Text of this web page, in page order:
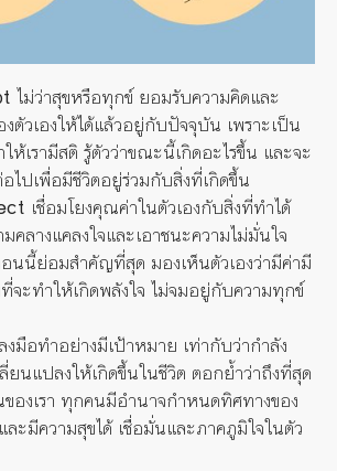
ไม่ว่าสุขหรือทุกข์ ยอมรับความคิดและ
งตัวเองให้ได้แล้วอยู่กับปัจจุบัน เพราะเป็น
ห้เรามีสติ รู้ตัวว่าขณะนี้เกิดอะไรขึ้น และจะ
อไปเพื่อมีชีวิตอยู่ร่วมกับสิ่งที่เกิดขึ้น
เชื่อมโยงคุณค่าในตัวเองกับสิ่งที่ทำได้
คลางแคลงใจและเอาชนะความไม่มั่นใจ
อนนี้ย่อมสำคัญที่สุด มองเห็นตัวเองว่ามีค่ามี
จะทำให้เกิดพลังใจ ไม่จมอยู่กับความทุกข์
งมือทำอย่างมีเป้าหมาย เท่ากับว่ากำลัง
ยนแปลงให้เกิดขึ้นในชีวิต ตอกย้ำว่าถึงที่สุด
ของเรา ทุกคนมีอำนาจกำหนดทิศทางของ
ะมีความสุขได้ เชื่อมั่นและภาคภูมิใจในตัว